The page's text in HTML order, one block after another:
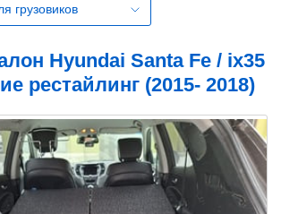
грузовиков
Hyundai Santa Fe / ix35
рестайлинг (2015- 2018)